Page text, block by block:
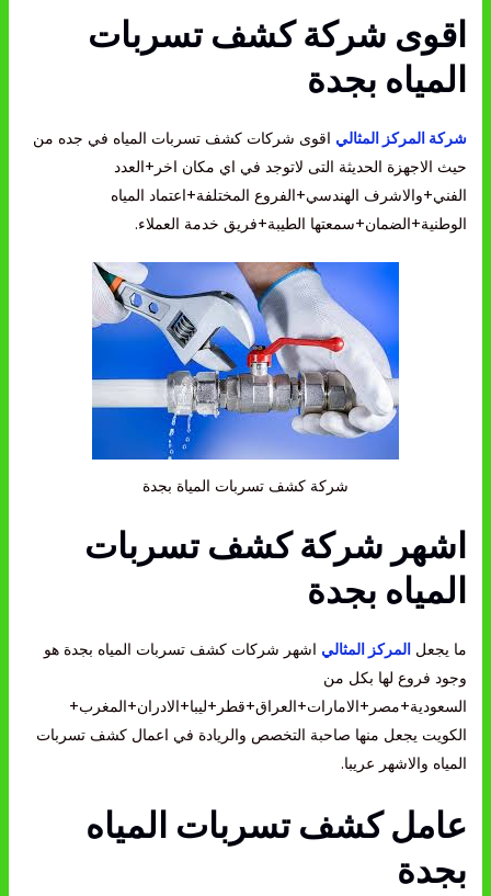
اقوى شركة كشف تسربات
المياه بجدة
شركة المركز المثالي اقوى شركات كشف تسربات المياه في جده من
حيث الاجهزة الحديثة التى لاتوجد في اي مكان اخر+العدد
الفني+والاشرف الهندسي+الفروع المختلفة+اعتماد المياه
الوطنية+الضمان+سمعتها الطيبة+فريق خدمة العملاء.
شركة كشف تسربات المياة بجدة
اشهر شركة كشف تسربات
المياه بجدة
ما يجعل المركز المثالي اشهر شركات كشف تسربات المياه بجدة هو
وجود فروع لها بكل من
السعودية+مصر+الامارات+العراق+قطر+ليبا+الادران+المغرب+
الكويت يجعل منها صاحبة التخصص والريادة في اعمال كشف تسربات
المياه والاشهر عريبا.
عامل كشف تسربات المياه
بجدة